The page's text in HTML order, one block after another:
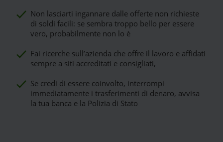
Non lasciarti ingannare dalle offerte non richieste
di soldi facili: se sembra troppo bello per essere
vero, probabilmente non lo è
Fai ricerche sull’azienda che offre il lavoro e affidati
sempre a siti accreditati e consigliati,
Se credi di essere coinvolto, interrompi
immediatamente i trasferimenti di denaro, avvisa
la tua banca e la Polizia di Stato